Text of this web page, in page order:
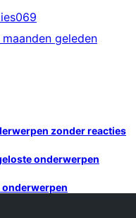
geleden
zonder reacties
onderwerpen
onderwerpen